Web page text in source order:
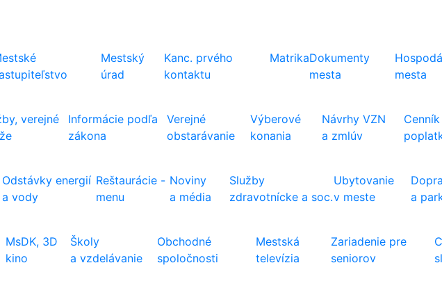
Mestský
úrad
Kanc. prvého
kontaktu
MatrikaDokumenty
mesta
mesta
verejné
Informácie podľa
zákona
Verejné
obstarávanie
Výberové
konania
Návrhy VZN
a zmlúv
Odstávky energií
a vody
Reštaurácie -
menu
Noviny
a média
Služby
zdravotnícke a soc.
Ubytovanie
v meste
a
MsDK, 3D
kino
Školy
a vzdelávanie
Obchodné
spoločnosti
Mestská
televízia
Zariadenie pre
seniorov